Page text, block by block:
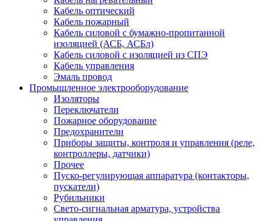
Кабель оптический
Кабель пожарный
Кабель силовой с бумажно-пропитанной
изоляцией (АСБ, АСБл)
Кабель силовой с изоляцией из СПЭ
Кабель управления
Эмаль провод
Промышленное электрооборудование
Изоляторы
Переключатели
Пожарное оборудование
Предохранители
Приборы защиты, контроля и управления (реле,
контроллеры, датчики)
Прочее
Пуско-регулирующая аппаратура (контакторы,
пускатели)
Рубильники
Свето-сигнальная арматура, устройства